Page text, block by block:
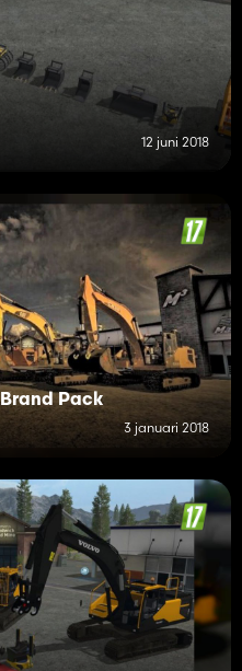
12 juni 2018
Brand Pack
3 januari 2018